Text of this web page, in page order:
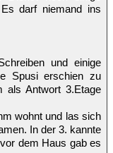
darf niemand ins
und einige
Spusi erschien zu
als Antwort 3.Etage
wohnt und las sich
In der 3. kannte
dem Haus gab es